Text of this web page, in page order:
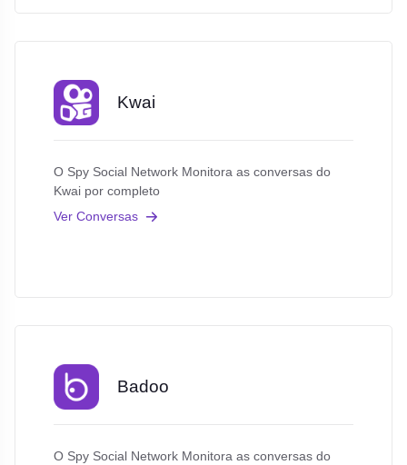
Kwai
O Spy Social Network Monitora as conversas do
Kwai por completo
Ver Conversas
Badoo
O Spy Social Network Monitora as conversas do